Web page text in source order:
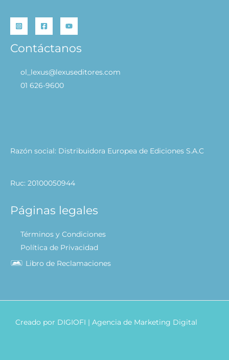
Contáctanos
ol_lexus@lexuseditores.com
01 626-9600
Razón social: Distribuidora Europea de Ediciones S.A.C
Ruc: 20100050944
Páginas legales
Términos y Condiciones
Política de Privacidad
Libro de Reclamaciones
Creado por DIGIOFI | Agencia de Marketing Digital